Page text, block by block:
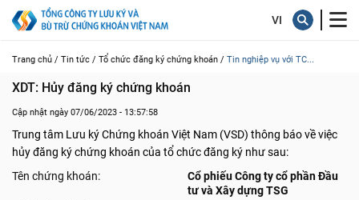
Trang chủ / Tin tức / Tổ chức đăng ký chứng khoán / Tin nghiệp vụ với TC...
XDT: Hủy đăng ký chứng khoán
Cập nhật ngày 07/06/2023 - 13:57:58
Trung tâm Lưu ký Chứng khoán Việt Nam (VSD) thông báo về việc
hủy đăng ký chứng khoán của tổ chức đăng ký như sau:
Tên chứng khoán:
Cổ phiếu Công ty cổ phần Đầu
tư và Xây dựng TSG